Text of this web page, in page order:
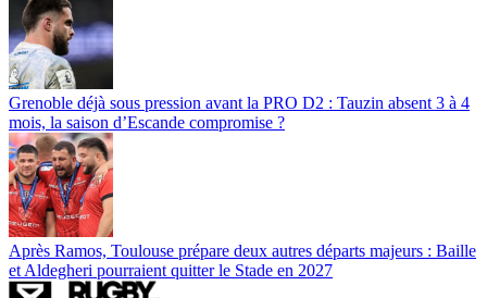
Grenoble déjà sous pression avant la PRO D2 : Tauzin absent 3 à 4
mois, la saison d’Escande compromise ?
Après Ramos, Toulouse prépare deux autres départs majeurs : Baille
et Aldegheri pourraient quitter le Stade en 2027